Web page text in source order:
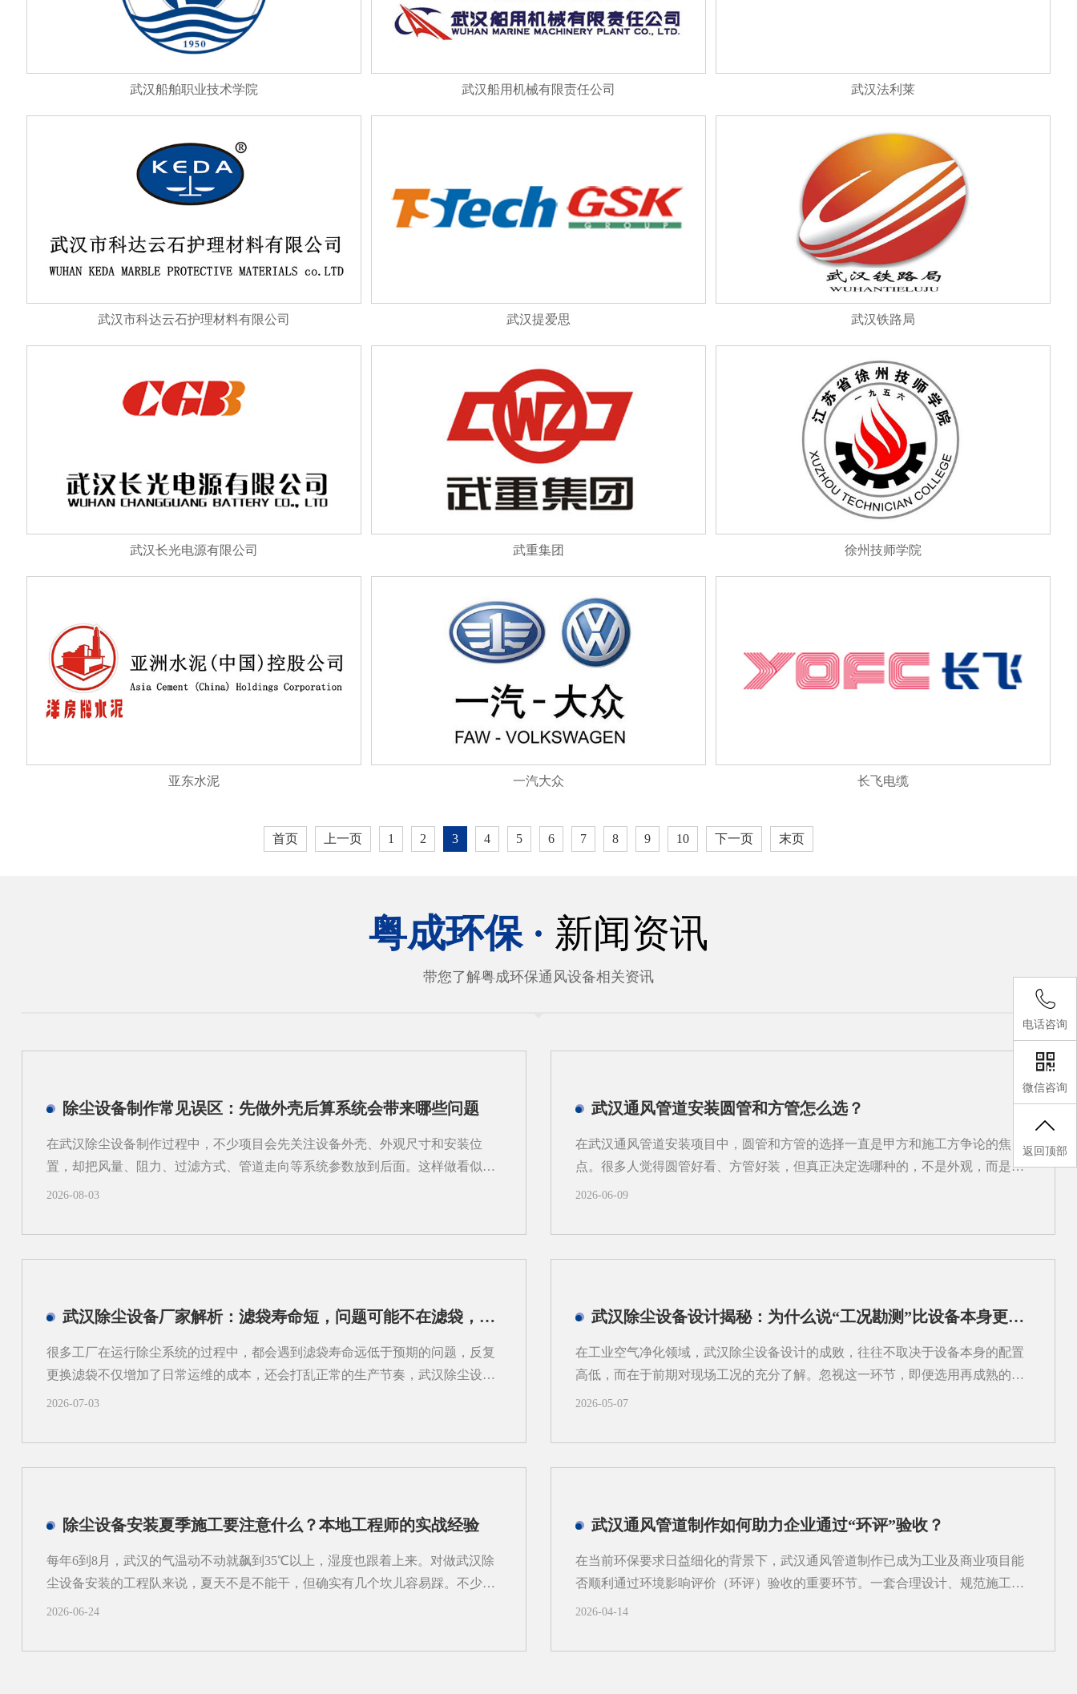
武汉船舶职业技术学院 武汉船用机械有限责任公司 武汉法利莱
武汉市科达云石护理材料有限公司 武汉提爱思 武汉铁路局
武汉长光电源有限公司 武重集团 徐州技师学院
亚东水泥 一汽大众 长飞电缆
首页 上一页 1 2 3 4 5 6 7 8 9 10 下一页 末页
粤成环保 · 新闻资讯
带您了解粤成环保通风设备相关资讯
除尘设备制作常见误区：先做外壳后算系统会带来哪些问题
在武汉除尘设备制作过程中，不少项目会先关注设备外壳、外观尺寸和安装位
置，却把风量、阻力、过滤方式、管道走向等系统参数放到后面。这样做看似推
进很快，实际却容易在后期出现返工、适配困难和运行不稳定等情况。对武汉地
度来考虑除尘设备制作，而不是只看“壳体先行”。一、先做外壳后算系统，常见
问题有哪些？1.风量不匹配，影响收尘效果如果外壳尺寸先定，后续再去补风量
本增加外壳定型后，管道接口、检修空间和设备进出方向往往被锁定。等到系统
方案补充完成时，才发现弯头过多、管路过长，或者维护口不好留，现场就可能
需要重新调整。3.过滤单元与结构不协调不同粉尘适合的过滤方式不同，例如干
2026-08-03
武汉除尘设备厂家解析：滤袋寿命短，问题可能不在滤袋，而在气流分布
很多工厂在运行除尘系统的过程中，都会遇到滤袋寿命远低于预期的问题，反复
更换滤袋不仅增加了日常运维的成本，还会打乱正常的生产节奏，武汉除尘设备
厂家在长期跟进现场调试的过程中发现，很多用户会把问题归咎于滤袋本身的质
部高速冲刷当除尘设备内部气流分布不均匀时，不同区域的风速会出现明显差
异，部分区域的风速远超设计标准，高速流动的气流会持续冲刷滤袋表面，原本
区域的两三倍，就是这个原因导致的。二、局部高负荷带来的积灰板结与糊袋气
流分布不均还会让局部区域的滤袋长期处于高负荷工作状态，大量粉尘在短时间
内集中堆积在这部分滤袋表面，清灰系统的常规操作很难将这些积灰清理干净，
2026-07-03
除尘设备安装夏季施工要注意什么？本地工程师的实战经验
每年6到8月，武汉的气温动不动就飙到35℃以上，湿度也跟着上来。对做武汉除
尘设备安装的工程队来说，夏天不是不能干，但确实有几个坎儿容易踩。不少项
目赶工期选在夏季施工，结果因为细节没把控住，后续调试阶段问题一堆。今天
高温对材料和焊接的影响，比你想的大夏天钢结构车间里温度能到50℃往上，除
2026-06-24
武汉通风管道安装圆管和方管怎么选？
在武汉通风管道安装项目中，圆管和方管的选择一直是甲方和施工方争论的焦
点。很多人觉得圆管好看、方管好装，但真正决定选哪种的，不是外观，而是风
阻、场景和后期维护成本。2026年武汉不少工业厂房和商业综合体项目，已经开
型时对照着来。1、风阻和能耗：圆管在这一项上确实有优势同等截面积下，圆形
管道的周长比方形管道短，这意味着接触空气的摩擦面更小，风阻更低。武汉通
涡流，风阻相对大一些，但在低风速、短距离的场景里，这个差距几乎可以忽
略。2、空间利用和安装便利：方管在这一项上反超方管能紧贴墙面和天花板安
装，不浪费建筑空间。武汉通风管道安装在地下停车场、商场吊顶内作业时，层
2026-06-09
武汉除尘设备设计揭秘：为什么说“工况勘测”比设备本身更重要？
在工业空气净化领域，武汉除尘设备设计的成败，往往不取决于设备本身的配置
高低，而在于前期对现场工况的充分了解。忽视这一环节，即便选用再成熟的设
备型号，也可能导致系统运行效果不理想、能耗偏高甚至无法满足环保要求。所
粉尘的种类（如金属屑、木屑、化工粉体等）、颗粒大小分布、浓度变化规律、
湿度、温度以及是否有易燃易爆风险等。不同性质的粉尘，对过滤材料、清灰方
外，勘测还需关注产尘点的布局、操作流程、空间限制及现有通风条件。这些因
素直接影响吸风口的位置、风管走向和风机选型。若仅凭经验套用标准图纸，很
容易造成风量分配不均，部分点位吸尘效果差，而其他区域又过度抽风，浪费能
2026-05-07
武汉通风管道制作如何助力企业通过“环评”验收？
在当前环保要求日益细化的背景下，武汉通风管道制作已成为工业及商业项目能
否顺利通过环境影响评价（环评）验收的重要环节。一套合理设计、规范施工的
通风系统，不仅关系到室内空气质量与运行效率，也直接影响废气收集、排放控
效收集工艺过程中产生的粉尘、有机废气或异味；排风量是否满足污染物稀释与
2026-04-14
电话咨询
微信咨询
返回顶部